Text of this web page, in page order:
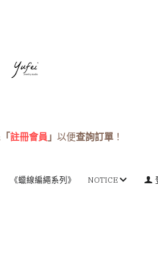
「註冊會員 」 以便查詢訂單！
《蠟線編繩系列》 NOTICE